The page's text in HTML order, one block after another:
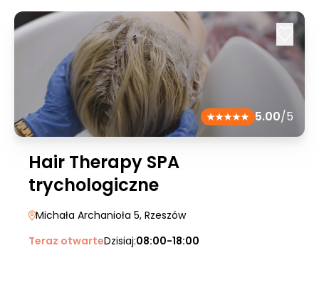
5.00/5
Hair Therapy SPA
trychologiczne
Michała Archanioła 5, Rzeszów
Teraz otwarteDzisiaj:08:00-18:00